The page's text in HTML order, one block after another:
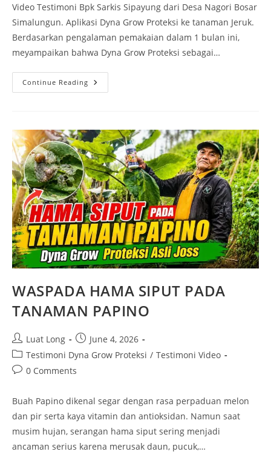
Video Testimoni Bpk Sarkis Sipayung dari Desa Nagori Bosar
Simalungun. Aplikasi Dyna Grow Proteksi ke tanaman Jeruk.
Berdasarkan pengalaman pemakaian dalam 1 bulan ini,
meyampaikan bahwa Dyna Grow Proteksi sebagai…
Continue Reading
WASPADA HAMA SIPUT PADA
TANAMAN PAPINO
Luat Long
June 4, 2026
Testimoni Dyna Grow Proteksi / Testimoni Video
0 Comments
Buah Papino dikenal segar dengan rasa perpaduan melon
dan pir serta kaya vitamin dan antioksidan. Namun saat
musim hujan, serangan hama siput sering menjadi
ancaman serius karena merusak daun, pucuk,…